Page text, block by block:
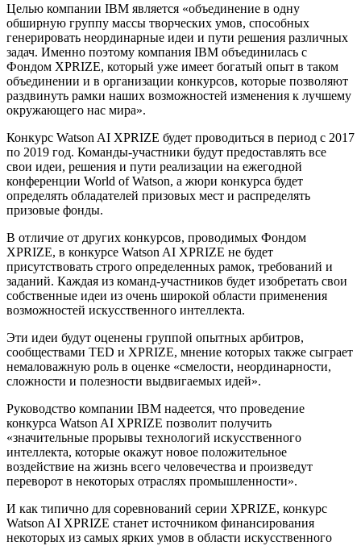
Целью компании IBM является «объединение в одну
обширную группу массы творческих умов, способных
генерировать неординарные идеи и пути решения различных
задач. Именно поэтому компания IBM объединилась с
Фондом XPRIZE, который уже имеет богатый опыт в таком
объединении и в организации конкурсов, которые позволяют
раздвинуть рамки наших возможностей изменения к лучшему
окружающего нас мира».
Конкурс Watson AI XPRIZE будет проводиться в период с 2017
по 2019 год. Команды-участники будут предоставлять все
свои идеи, решения и пути реализации на ежегодной
конференции World of Watson, а жюри конкурса будет
определять обладателей призовых мест и распределять
призовые фонды.
В отличие от других конкурсов, проводимых Фондом
XPRIZE, в конкурсе Watson AI XPRIZE не будет
присутствовать строго определенных рамок, требований и
заданий. Каждая из команд-участников будет изобретать свои
собственные идеи из очень широкой области применения
возможностей искусственного интеллекта.
Эти идеи будут оценены группой опытных арбитров,
сообществами TED и XPRIZE, мнение которых также сыграет
немаловажную роль в оценке «смелости, неординарности,
сложности и полезности выдвигаемых идей».
Руководство компании IBM надеется, что проведение
конкурса Watson AI XPRIZE позволит получить
«значительные прорывы технологий искусственного
интеллекта, которые окажут новое положительное
воздействие на жизнь всего человечества и произведут
переворот в некоторых отраслях промышленности».
И как типично для соревнований серии XPRIZE, конкурс
Watson AI XPRIZE станет источником финансирования
некоторых из самых ярких умов в области искусственного